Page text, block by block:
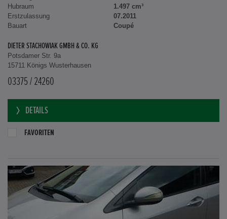
Hubraum
1.497 cm³
Erstzulassung
07.2011
Bauart
Coupé
DIETER STACHOWIAK GMBH & CO. KG
Potsdamer Str. 9a
15711 Königs Wusterhausen
03375 / 24260
DETAILS
FAVORITEN